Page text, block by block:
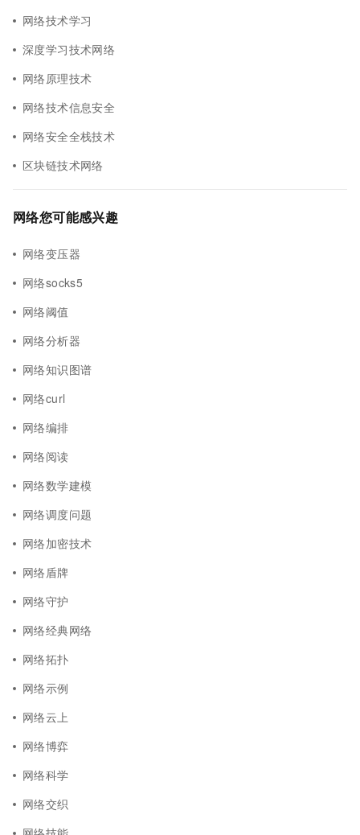
网络技术学习
深度学习技术网络
网络原理技术
网络技术信息安全
网络安全全栈技术
区块链技术网络
网络您可能感兴趣
网络变压器
网络socks5
网络阈值
网络分析器
网络知识图谱
网络curl
网络编排
网络阅读
网络数学建模
网络调度问题
网络加密技术
网络盾牌
网络守护
网络经典网络
网络拓扑
网络示例
网络云上
网络博弈
网络科学
网络交织